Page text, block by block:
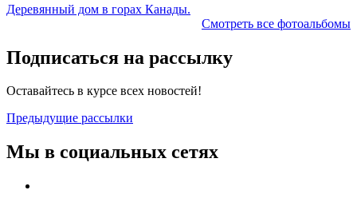
Деревянный дом в горах Канады.
Смотреть все фотоальбомы
Подписаться на рассылку
Оставайтесь в курсе всех новостей!
Предыдущие рассылки
Мы в социальных сетях